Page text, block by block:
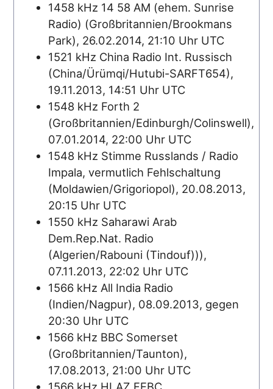
1458 kHz 14 58 AM (ehem. Sunrise
Radio) (Großbritannien/Brookmans
Park), 26.02.2014, 21:10 Uhr UTC
1521 kHz China Radio Int. Russisch
(China/Ürümqi/Hutubi-SARFT654),
19.11.2013, 14:51 Uhr UTC
1548 kHz Forth 2
(Großbritannien/Edinburgh/Colinswell),
07.01.2014, 22:00 Uhr UTC
1548 kHz Stimme Russlands / Radio
Impala, vermutlich Fehlschaltung
(Moldawien/Grigoriopol), 20.08.2013,
20:15 Uhr UTC
1550 kHz Saharawi Arab
Dem.Rep.Nat. Radio
(Algerien/Rabouni (Tindouf))),
07.11.2013, 22:02 Uhr UTC
1566 kHz All India Radio
(Indien/Nagpur), 08.09.2013, gegen
20:30 Uhr UTC
1566 kHz BBC Somerset
(Großbritannien/Taunton),
17.08.2013, 21:00 Uhr UTC